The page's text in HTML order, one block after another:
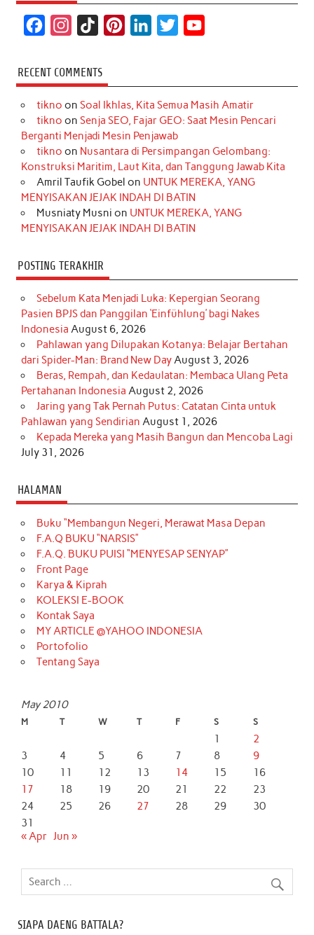
c
e
b
o
k
s
t
a
r
a
m
k
T
o
k
t
e
e
s
t
k
e
d
I
n
t
t
r
T
u
e
RECENT COMMENTS
tikno on Soal Ikhlas, Kita Semua Masih Amatir
tikno on Senja SEO, Fajar GEO: Saat Mesin Pencari
Berganti Menjadi Mesin Penjawab
tikno on Nusantara di Persimpangan Gelombang:
Konstruksi Maritim, Laut Kita, dan Tanggung Jawab Kita
Amril Taufik Gobel on UNTUK MEREKA, YANG
MENYISAKAN JEJAK INDAH DI BATIN
Musniaty Musni on UNTUK MEREKA, YANG
MENYISAKAN JEJAK INDAH DI BATIN
POSTING TERAKHIR
Sebelum Kata Menjadi Luka: Kepergian Seorang
Pasien BPJS dan Panggilan ‘Einfühlung’ bagi Nakes
Indonesia August 6, 2026
Pahlawan yang Dilupakan Kotanya: Belajar Bertahan
dari Spider-Man: Brand New DayAugust 3, 2026
Beras, Rempah, dan Kedaulatan: Membaca Ulang Peta
Pertahanan Indonesia August 2, 2026
Jaring yang Tak Pernah Putus: Catatan Cinta untuk
Pahlawan yang Sendirian August 1, 2026
Kepada Mereka yang Masih Bangun dan Mencoba Lagi
July 31, 2026
HALAMAN
Buku “Membangun Negeri, Merawat Masa Depan
F.A.Q BUKU “NARSIS”
F.A.Q. BUKU PUISI “MENYESAP SENYAP”
Front Page
Karya & Kiprah
KOLEKSI E-BOOK
Kontak Saya
MY ARTICLE @YAHOO INDONESIA
Portofolio
Tentang Saya
May 2010
M T W T F S S
1
2
3
4 5 6 7 8
9
10
11 12 13 14 15
16
17
18 19 20 21 22
23
24
25 26 27 28 29
30
31
« Apr Jun »
SIAPA DAENG BATTALA?